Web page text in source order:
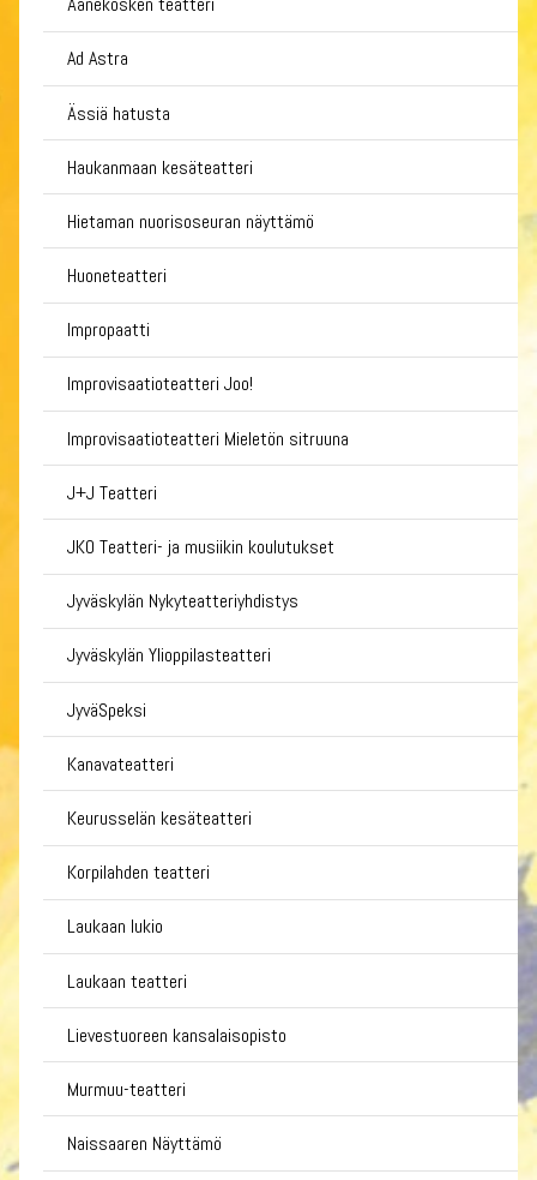
Ad Astra
Ässiä hatusta
Haukanmaan kesäteatteri
Hietaman nuorisoseuran näyttämö
Huoneteatteri
Impropaatti
Improvisaatioteatteri Joo!
Improvisaatioteatteri Mieletön sitruuna
J+J Teatteri
JKO Teatteri- ja musiikin koulutukset
Jyväskylän Nykyteatteriyhdistys
Jyväskylän Ylioppilasteatteri
JyväSpeksi
Kanavateatteri
Keurusselän kesäteatteri
Korpilahden teatteri
Laukaan lukio
Laukaan teatteri
Lievestuoreen kansalaisopisto
Murmuu-teatteri
Naissaaren Näyttämö